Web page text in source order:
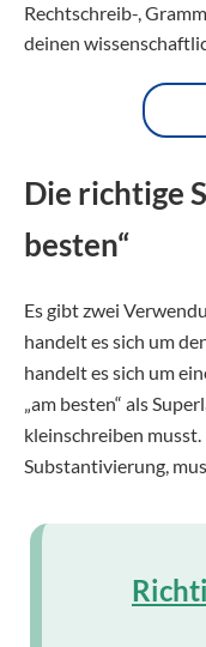
Rechtschreib-,
deinen
Die richtige
besten“
Es gibt zwei
handelt es sich um
handelt es sich um
„am besten“ als
kleinschreiben
Substantivierung,